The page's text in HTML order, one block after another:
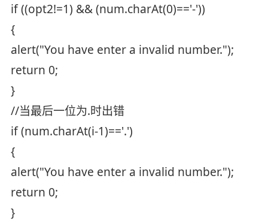
if ((opt2!=1) && (num.charAt(0)=='-'))
{
alert("You have enter a invalid number.");
return 0;
}
//当最后一位为.时出错
if (num.charAt(i-1)=='.')
{
alert("You have enter a invalid number.");
return 0;
}